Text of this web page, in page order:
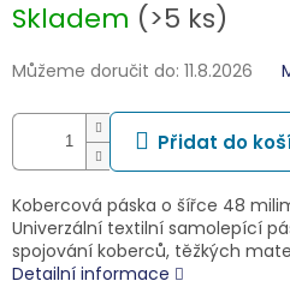
cena:
Skladem (>5 ks)
Můžeme doručit do: 11.8.2026
Přidat do
Kobercová páska o šířce 48
Univerzální textilní samolepící
spojování koberců, těžkých
Detailní informace